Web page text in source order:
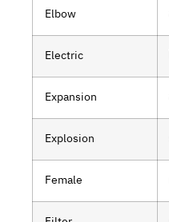
Elbow
Electric
Expansion
Explosion
Female